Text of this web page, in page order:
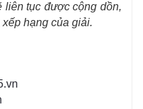
liên tục được cộng dồn,
hạng của giải.